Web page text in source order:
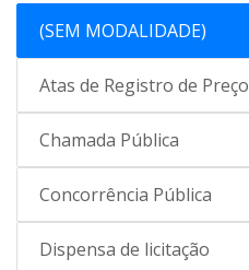
(SEM MODALIDADE)
Atas de Registro de Preço
Chamada Pública
Concorrência Pública
Dispensa de licitação